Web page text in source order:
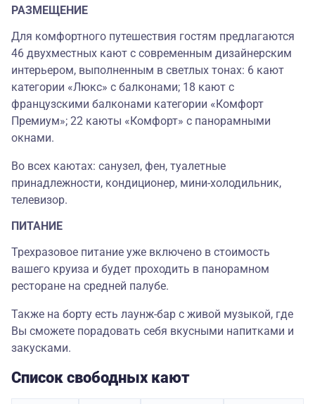
РАЗМЕЩЕНИЕ
Для комфортного путешествия гостям предлагаются
46 двухместных кают с современным дизайнерским
интерьером, выполненным в светлых тонах: 6 кают
категории «Люкс» с балконами; 18 кают с
французскими балконами категории «Комфорт
Премиум»; 22 каюты «Комфорт» с панорамными
окнами.
Во всех каютах: санузел, фен, туалетные
принадлежности, кондиционер, мини-холодильник,
телевизор.
ПИТАНИЕ
Трехразовое питание уже включено в стоимость
вашего круиза и будет проходить в панорамном
ресторане на средней палубе.
Также на борту есть лаунж-бар с живой музыкой, где
Вы сможете порадовать себя вкусными напитками и
закусками.
Список свободных кают